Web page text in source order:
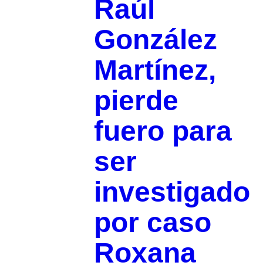
Raúl
González
Martínez,
pierde
fuero para
ser
investigado
por caso
Roxana